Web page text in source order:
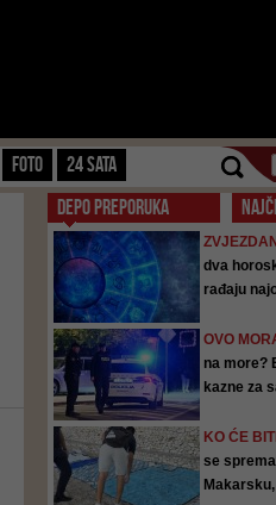
FOTO 24 SATA
DEPO PREPORUKA
dva
rađaju
OVO
na more?
kazne za
KO ĆE
se